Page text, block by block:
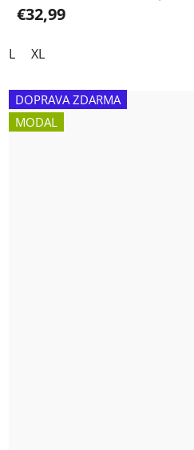
€32,99
L XL
DOPRAVA ZDARMA
MODAL